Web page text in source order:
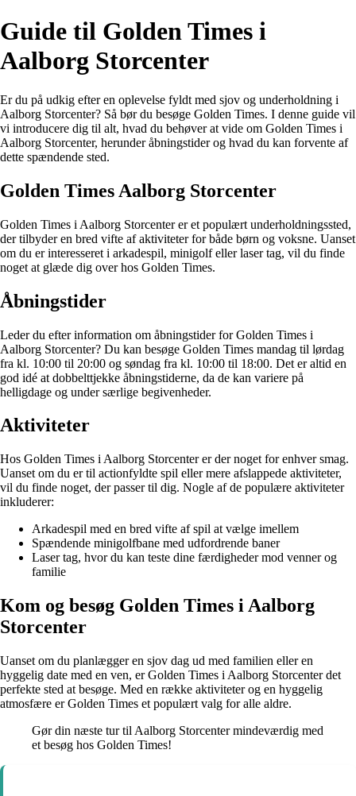
Guide til Golden Times i
Aalborg Storcenter
Er du på udkig efter en oplevelse fyldt med sjov og underholdning i
Aalborg Storcenter? Så bør du besøge Golden Times. I denne guide vil
vi introducere dig til alt, hvad du behøver at vide om Golden Times i
Aalborg Storcenter, herunder åbningstider og hvad du kan forvente af
dette spændende sted.
Golden Times Aalborg Storcenter
Golden Times i Aalborg Storcenter er et populært underholdningssted,
der tilbyder en bred vifte af aktiviteter for både børn og voksne. Uanset
om du er interesseret i arkadespil, minigolf eller laser tag, vil du finde
noget at glæde dig over hos Golden Times.
Åbningstider
Leder du efter information om åbningstider for Golden Times i
Aalborg Storcenter? Du kan besøge Golden Times mandag til lørdag
fra kl. 10:00 til 20:00 og søndag fra kl. 10:00 til 18:00. Det er altid en
god idé at dobbelttjekke åbningstiderne, da de kan variere på
helligdage og under særlige begivenheder.
Aktiviteter
Hos Golden Times i Aalborg Storcenter er der noget for enhver smag.
Uanset om du er til actionfyldte spil eller mere afslappede aktiviteter,
vil du finde noget, der passer til dig. Nogle af de populære aktiviteter
inkluderer:
Arkadespil med en bred vifte af spil at vælge imellem
Spændende minigolfbane med udfordrende baner
Laser tag, hvor du kan teste dine færdigheder mod venner og
familie
Kom og besøg Golden Times i Aalborg
Storcenter
Uanset om du planlægger en sjov dag ud med familien eller en
hyggelig date med en ven, er Golden Times i Aalborg Storcenter det
perfekte sted at besøge. Med en række aktiviteter og en hyggelig
atmosfære er Golden Times et populært valg for alle aldre.
Gør din næste tur til Aalborg Storcenter mindeværdig med
et besøg hos Golden Times!